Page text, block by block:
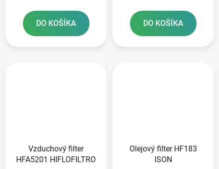
DO KOŠÍKA DO KOŠÍKA
Vzduchový filter
HFA5201 HIFLOFILTRO
Olejový filter HF183
ISON